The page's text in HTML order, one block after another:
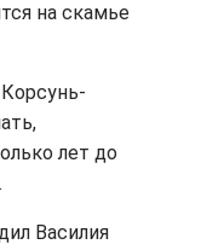
на скамье
лет до
Василия